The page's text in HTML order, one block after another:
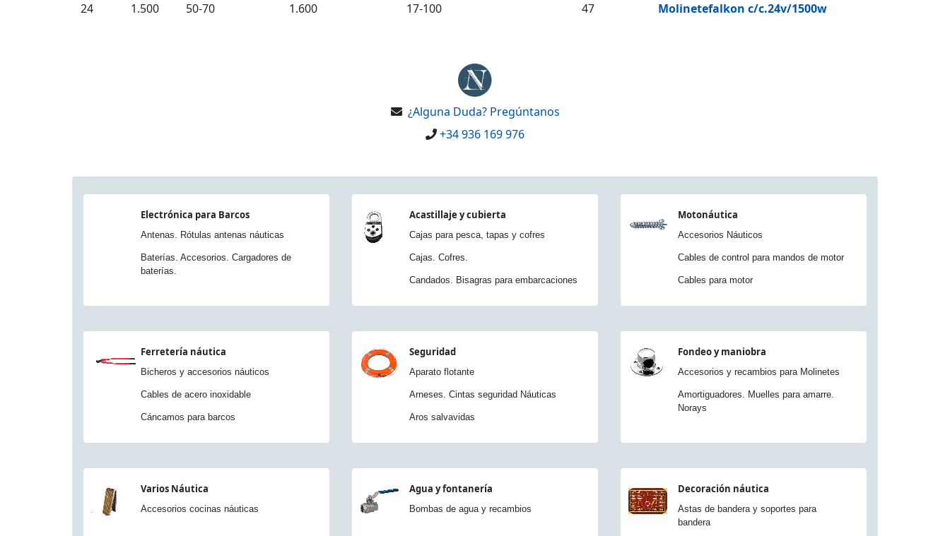
24 1.500 50-70 1.600 17-100 47 Molinetefalkon c/c.24v/1500w
¿Alguna Duda? Pregúntanos
+34 936 169 976
Electrónica para Barcos
Antenas. Rótulas antenas náuticas
Baterías. Accesorios. Cargadores de
baterías.
Acastillaje y cubierta
Cajas para pesca, tapas y cofres
Cajas. Cofres.
Candados. Bisagras para embarcaciones
Motonáutica
Accesorios Náuticos
Cables de control para mandos de motor
Cables para motor
Ferretería náutica
Bicheros y accesorios náuticos
Cables de acero inoxidable
Cáncamos para barcos
Seguridad
Aparato flotante
Arneses. Cintas seguridad Náuticas
Aros salvavidas
Fondeo y maniobra
Accesorios y recambios para Molinetes
Amortiguadores. Muelles para amarre.
Norays
Varios Náutica
Accesorios cocinas náuticas
Agua y fontanería
Bombas de agua y recambios
Decoración náutica
Astas de bandera y soportes para
bandera